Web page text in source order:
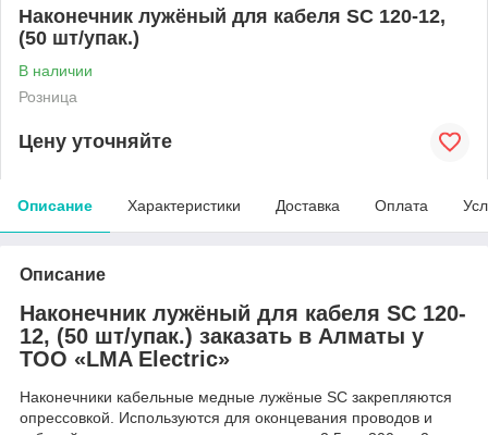
Наконечник лужёный для кабеля SC 120-12,
(50 шт/упак.)
В наличии
Розница
Цену уточняйте
Описание Характеристики Доставка Оплата
Описание
Наконечник лужёный для кабеля SC 120-
12, (50 шт/упак.) заказать в Алматы у
ТОО «LMA Electric»
Наконечники кабельные медные лужёные SC закрепляются
опрессовкой. Используются для оконцевания проводов и